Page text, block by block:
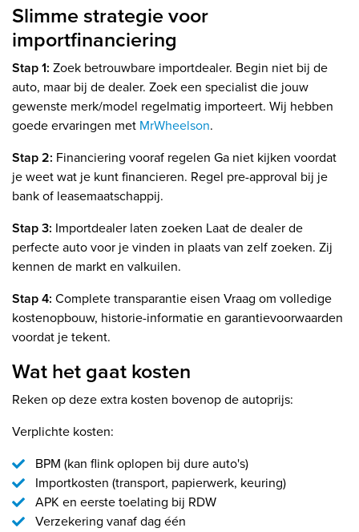
Slimme strategie voor
importfinanciering
Stap 1: Zoek betrouwbare importdealer. Begin niet bij de
auto, maar bij de dealer. Zoek een specialist die jouw
gewenste merk/model regelmatig importeert. Wij hebben
goede ervaringen met MrWheelson.
Stap 2: Financiering vooraf regelen Ga niet kijken voordat
je weet wat je kunt financieren. Regel pre-approval bij je
bank of leasemaatschappij.
Stap 3: Importdealer laten zoeken Laat de dealer de
perfecte auto voor je vinden in plaats van zelf zoeken. Zij
kennen de markt en valkuilen.
Stap 4: Complete transparantie eisen Vraag om volledige
kostenopbouw, historie-informatie en garantievoorwaarden
voordat je tekent.
Wat het gaat kosten
Reken op deze extra kosten bovenop de autoprijs:
Verplichte kosten:
BPM (kan flink oplopen bij dure auto's)
Importkosten (transport, papierwerk, keuring)
APK en eerste toelating bij RDW
Verzekering vanaf dag één